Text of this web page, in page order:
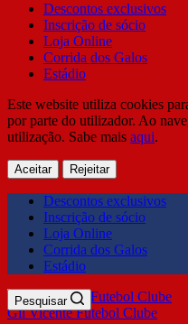
Descontos exclusivos
Inscrição de sócio
Loja Online
Corrida dos Galos
Estádio
Este website utiliza cookies
por parte do utilizador. Ao
utilização. Sabe mais aqui.
Aceitar Rejeitar
Descontos exclusivos
Inscrição de sócio
Loja Online
Corrida dos Galos
Estádio
Gil Vicente Futebol Clube
Pesquisar